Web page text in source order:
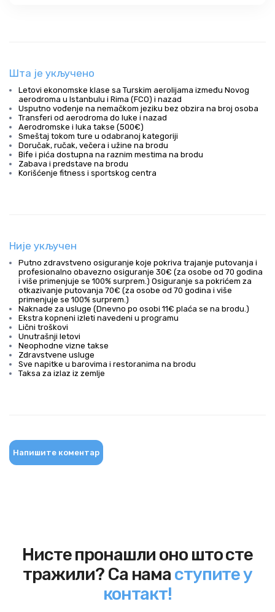
Шта је укључено
Letovi ekonomske klase sa Turskim aerolijama između Novog
aerodroma u Istanbulu i Rima (FCO) i nazad
Usputno vođenje na nemačkom jeziku bez obzira na broj osoba
Transferi od aerodroma do luke i nazad
Aerodromske i luka takse (500€)
Smeštaj tokom ture u odabranoj kategoriji
Doručak, ručak, večera i užine na brodu
Bife i pića dostupna na raznim mestima na brodu
Zabava i predstave na brodu
Korišćenje fitness i sportskog centra
Није укључен
Putno zdravstveno osiguranje koje pokriva trajanje putovanja i
profesionalno obavezno osiguranje 30€ (za osobe od 70 godina
i više primenjuje se 100% surprem.) Osiguranje sa pokrićem za
otkazivanje putovanja 70€ (za osobe od 70 godina i više
primenjuje se 100% surprem.)
Naknade za usluge (Dnevno po osobi 11€ plaća se na brodu.)
Ekstra kopneni izleti navedeni u programu
Lični troškovi
Unutrašnji letovi
Neophodne vizne takse
Zdravstvene usluge
Sve napitke u barovima i restoranima na brodu
Taksa za izlaz iz zemlje
Напишите коментар
Нисте пронашли оно што сте
тражили? Са нама ступите у
контакт!